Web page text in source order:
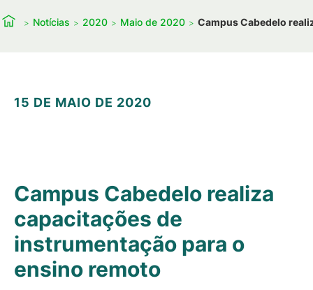
Notícias 2020 Maio de 2020 Campus Cabedelo
15 DE MAIO DE 2020
Campus Cabedelo realiza
capacitações de
instrumentação para o
ensino remoto